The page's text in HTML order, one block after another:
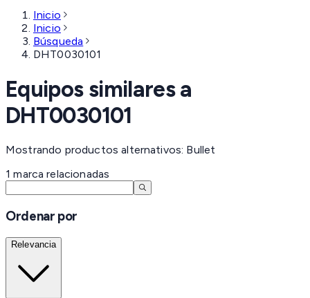
Inicio
Inicio
Búsqueda
DHT0030101
Equipos similares a
DHT0030101
Mostrando productos alternativos: Bullet
1 marca relacionadas
Ordenar por
Relevancia